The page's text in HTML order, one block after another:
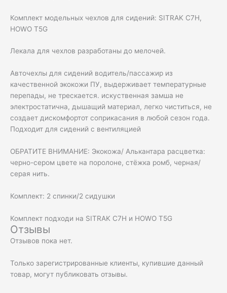
Комплект модельных чeхлoв для сидений: SITRAK C7H,
HOWO T5G
Лeкалa для чexлoв pазpaботаны до мелочей.
Авточехлы для сидений водитель/пассажир из
качественной экокожи ПУ, выдерживает температурные
перепады, не трескается. искуственная замша не
электростатична, дышащий материал, легко чиститься, не
создает дискомфортот соприкасания в любой сезон года.
Подходит для сидений с вентиляцией
ОБРАТИТЕ ВНИМАНИЕ: Экокожа/ Алькантара расцветка:
черно-сером цвете на поролоне, стёжка ромб, черная/
серая нить.
Комплект: 2 спинки/2 сидушки
Комплект подходи на SITRAK C7H и HOWO T5G
Отзывы
Отзывов пока нет.
Только зарегистрированные клиенты, купившие данный
товар, могут публиковать отзывы.